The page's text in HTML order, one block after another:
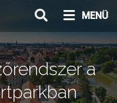
MENÜ
a